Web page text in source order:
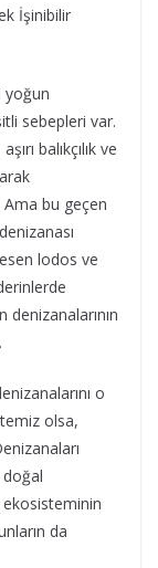
İşinibilir
yoğun
sebepleri var.
balıkçılık ve
Ama bu geçen
lodos ve
o
olsa,
doğal
ekosisteminin
da